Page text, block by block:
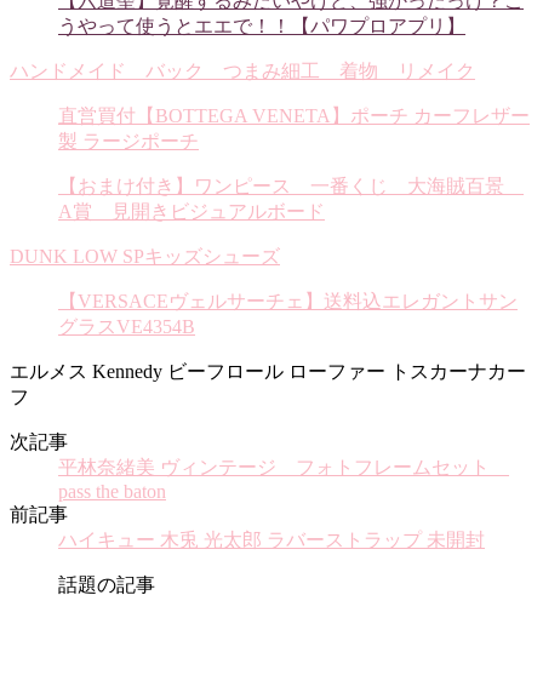
うやって使うとエエで！！【パワプロアプリ】
ハンドメイド バック つまみ細工 着物 リメイク
直営買付【BOTTEGA VENETA】ポーチ カーフレザー
製 ラージポーチ
【おまけ付き】ワンピース 一番くじ 大海賊百景
A賞 見開きビジュアルボード
DUNK LOW SPキッズシューズ
【VERSACEヴェルサーチェ】送料込エレガントサン
グラスVE4354B
エルメス Kennedy ビーフロール ローファー トスカーナカー
フ
次記事
平林奈緒美 ヴィンテージ フォトフレームセット
pass the baton
前記事
ハイキュー 木兎 光太郎 ラバーストラップ 未開封
話題の記事